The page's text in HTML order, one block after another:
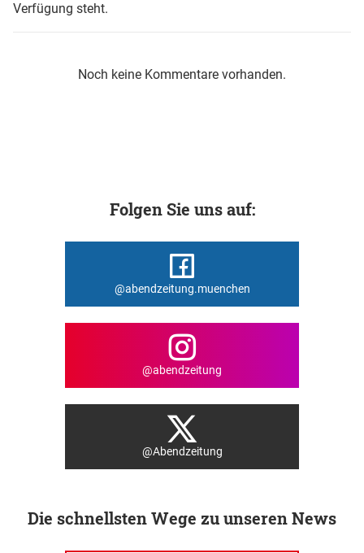
Verfügung steht.
Noch keine Kommentare vorhanden.
Folgen Sie uns auf:
@abendzeitung.muenchen
@abendzeitung
@Abendzeitung
Die schnellsten Wege zu unseren News